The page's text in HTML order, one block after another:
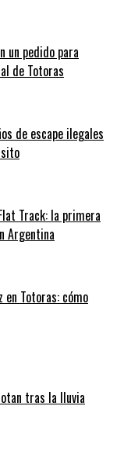
un pedido para
de Totoras
de escape ilegales
Track: la primera
Argentina
en Totoras: cómo
tras la lluvia